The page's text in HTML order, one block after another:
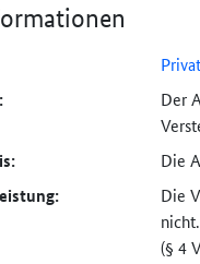
Der
Die
Die
nicht.
(§ 4